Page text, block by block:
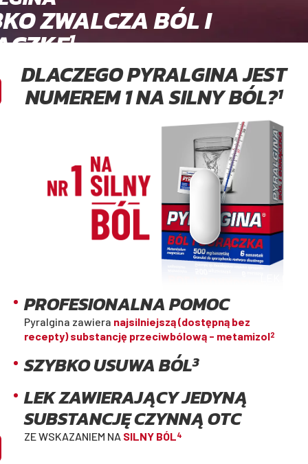
ZWALCZA BÓL I
1
SILNIE
DLACZEGO PYRALGINA JEST
NUMEREM 1 NA SILNY BÓL?1
PROFESIONALNA POMOC
Pyralgina zawiera najsilniejszą (dostępną bez
recepty) substancję przeciwbólową - metamizol2
SZYBKO USUWA BÓL3
LEK ZAWIERAJĄCY JEDYNĄ
SUBSTANCJĘ CZYNNĄ OTC
ZE WSKAZANIEM NA SILNY BÓL4